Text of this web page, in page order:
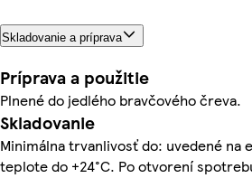
Skladovanie a príprava
Príprava a použitie
Plnené do jedlého bravčového čreva.
Skladovanie
Minimálna trvanlivosť do: uvedené na
teplote do +24°C. Po otvorení